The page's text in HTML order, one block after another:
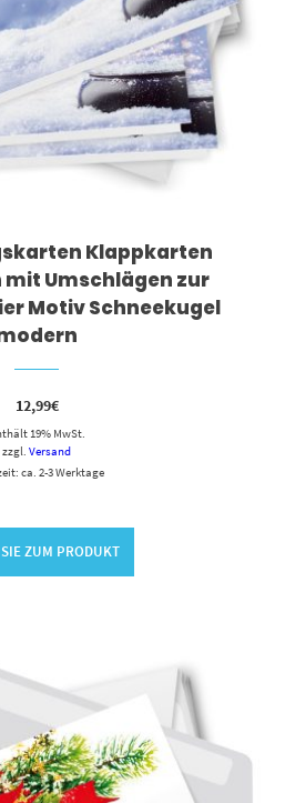
Klappkarten
Umschlägen zur
Motiv Schneekugel
12,99€
19% MwSt.
zzgl. Versand
ca. 2-3 Werktage
ZUM PRODUKT